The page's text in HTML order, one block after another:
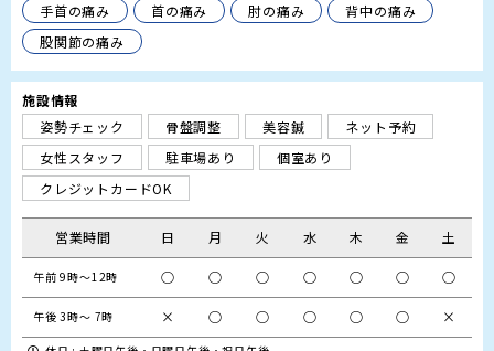
手首の痛み
首の痛み 肘の痛み
背中の痛み
股関節の痛み
施設情報
姿勢チェック
骨盤調整 美容鍼
ネット予約
女性スタッフ
駐車場あり
個室あり
クレジットカードOK
営業時間 日 月 火 水 木 金 土
午前 9時～12時 ○ ○ ○ ○ ○ ○ ○
午後 3時～ 7時 × ○ ○ ○ ○ ○ ×